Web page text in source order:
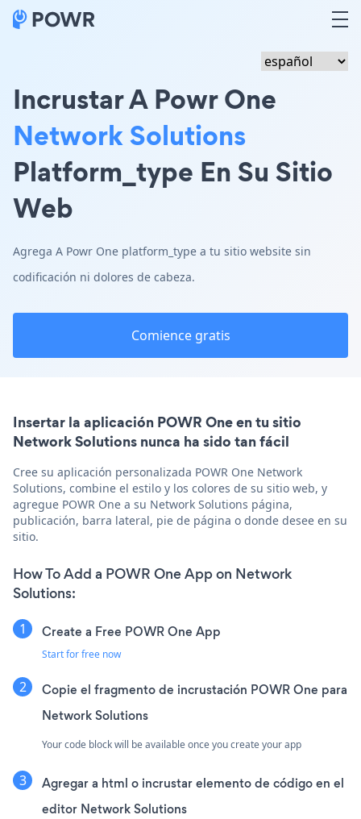
Incrustar A Powr One
Network Solutions
Platform_type En Su Sitio
Web
Agrega A Powr One platform_type a tu sitio website sin
codificación ni dolores de cabeza.
Comience gratis
Insertar la aplicación POWR One en tu sitio
Network Solutions nunca ha sido tan fácil
Cree su aplicación personalizada POWR One Network
Solutions, combine el estilo y los colores de su sitio web, y
agregue POWR One a su Network Solutions página,
publicación, barra lateral, pie de página o donde desee en su
sitio.
How To Add a POWR One App on Network
Solutions:
Create a Free POWR One App
Start for free now
Copie el fragmento de incrustación POWR One para
Network Solutions
Your code block will be available once you create your app
Agregar a html o incrustar elemento de código en el
editor Network Solutions